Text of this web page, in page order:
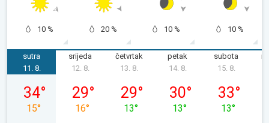
10 % 20 % 10 % 10 %
sutra
utorak, 11. 08.
11. 8.
34°
15°
srijeda
12. 8.
29°
16°
četvrtak
13. 8.
29°
13°
petak
14. 8.
30°
13°
subota
15. 8.
33°
13°